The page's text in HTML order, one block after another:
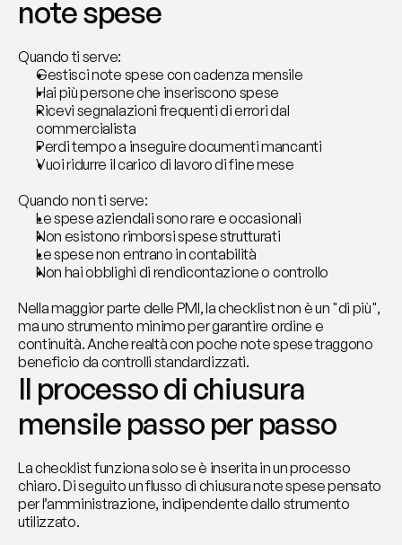
note spese
Quando ti serve:
Gestisci note spese con cadenza mensile
Hai più persone che inseriscono spese
Ricevi segnalazioni frequenti di errori dal
commercialista
Perdi tempo a inseguire documenti mancanti
Vuoi ridurre il carico di lavoro di fine mese
Quando non ti serve:
Le spese aziendali sono rare e occasionali
Non esistono rimborsi spese strutturati
Le spese non entrano in contabilità
Non hai obblighi di rendicontazione o controllo
Nella maggior parte delle PMI, la checklist non è un "di più",
ma uno strumento minimo per garantire ordine e
continuità. Anche realtà con poche note spese traggono
beneficio da controlli standardizzati.
Il processo di chiusura
mensile passo per passo
La checklist funziona solo se è inserita in un processo
chiaro. Di seguito un flusso di chiusura note spese pensato
per l’amministrazione, indipendente dallo strumento
utilizzato.